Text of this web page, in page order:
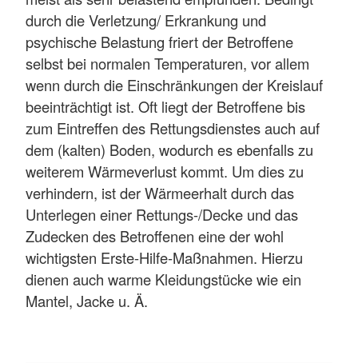
durch die Verletzung/ Erkrankung und
psychische Belastung friert der Betroffene
selbst bei normalen Temperaturen, vor allem
wenn durch die Einschränkungen der Kreislauf
beeinträchtigt ist. Oft liegt der Betroffene bis
zum Eintreffen des Rettungsdienstes auch auf
dem (kalten) Boden, wodurch es ebenfalls zu
weiterem Wärmeverlust kommt. Um dies zu
verhindern, ist der Wärmeerhalt durch das
Unterlegen einer Rettungs-/Decke und das
Zudecken des Betroffenen eine der wohl
wichtigsten Erste-Hilfe-Maßnahmen. Hierzu
dienen auch warme Kleidungstücke wie ein
Mantel, Jacke u. Ä.